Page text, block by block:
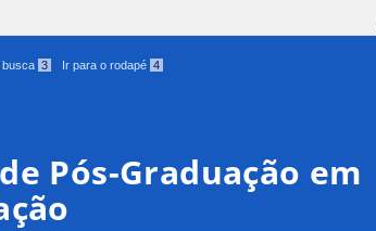
busca 3 Ir para o rodapé 4
Pós-Graduação em